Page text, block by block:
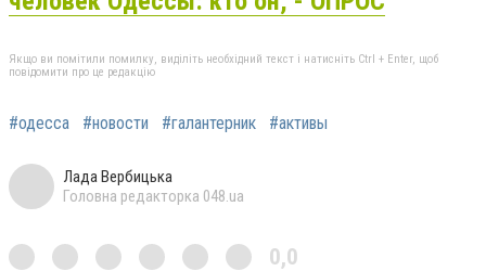
Якщо ви помітили помилку, виділіть необхідний текст і натисніть Ctrl + Enter, щоб
повідомити про це редакцію
#одесса #новости #галантерник #активы
Лада Вербицька
Головна редакторка 048.ua
0,0